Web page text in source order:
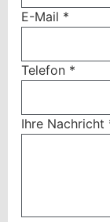
E-Mail *
Telefon *
Ihre Nachricht